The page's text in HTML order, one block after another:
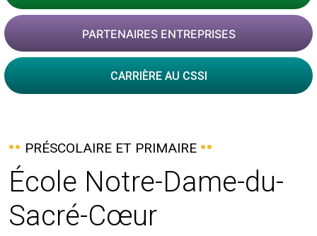
PARTENAIRES ENTREPRISES
CARRIÈRE AU CSSI
PRÉSCOLAIRE ET PRIMAIRE
École Notre-Dame-du-
Sacré-Cœur